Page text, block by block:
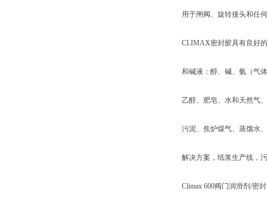
用于闸阀、旋转接头和任
CLIMAX密封胶具有良好
和碱液：醇、碱、氨（气
乙醇、肥皂、水和天然气
污泥、焦炉煤气、蒸馏水
解决方案，纸浆生产线，
Climax 600阀门润滑剂/密